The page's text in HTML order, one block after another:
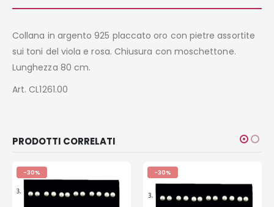
Collana in argento 925 placcato oro con pietre assortite
sui toni del viola e rosa. Chiusura con moschettone.
Lunghezza 80 cm.
Art. CL1261.00
PRODOTTI CORRELATI
-30% -30%